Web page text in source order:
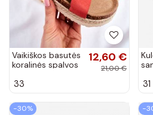
Vaikiškos basutės
koralinės spalvos
12,60 €
21,00 €
33 31
−30%